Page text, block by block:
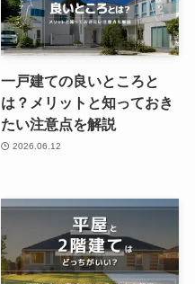
一戸建ての良いところと
は？メリットと知っておき
たい注意点を解説
2026.06.12